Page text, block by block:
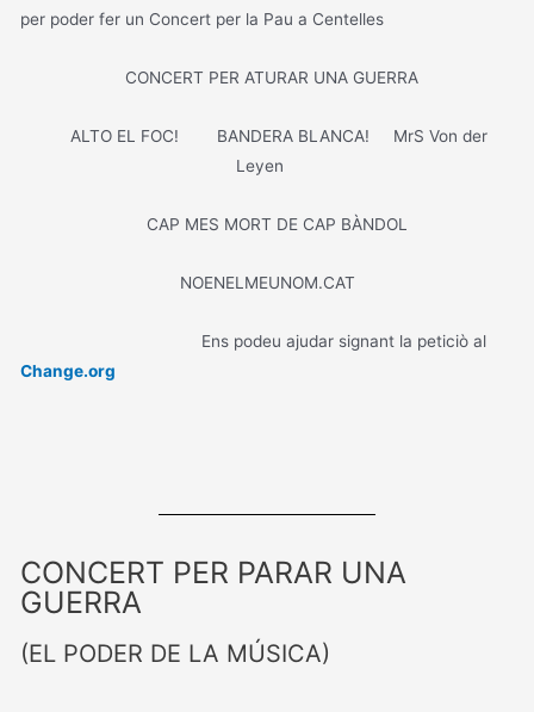
per poder fer un Concert per la Pau a Centelles
CONCERT PER ATURAR UNA GUERRA
ALTO EL FOC! BANDERA BLANCA! MrS Von der
Leyen
CAP MES MORT DE CAP BÀNDOL
NOENELMEUNOM.CAT
Ens podeu ajudar signant la peticiò al
Change.org
CONCERT PER PARAR UNA
GUERRA
(EL PODER DE LA MÚSICA)